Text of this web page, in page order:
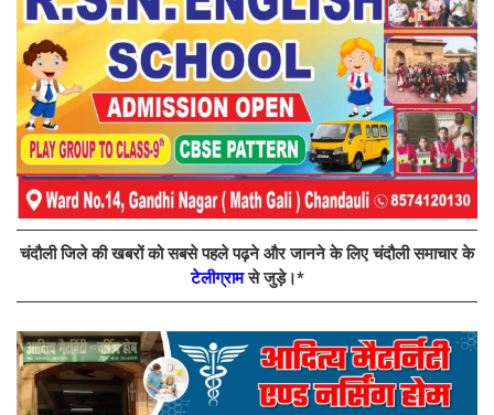
चंदौली जिले की खबरों को सबसे पहले पढ़ने और जानने के लिए चंदौली समाचार के
टेलीग्रामसे जुड़े।*